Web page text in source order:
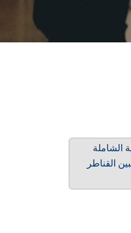
الشاملة
القناطر